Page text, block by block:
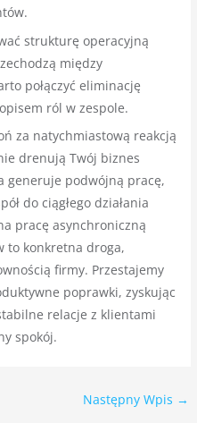
strukturę operacyjną
między
połączyć eliminację
ról w zespole.
za natychmiastową reakcją
drenują Twój biznes
generuje podwójną pracę,
do ciągłego działania
pracę asynchroniczną
to konkretna droga,
firmy. Przestajemy
poprawki, zyskując
relacje z klientami
spokój.
Następny Wpis →